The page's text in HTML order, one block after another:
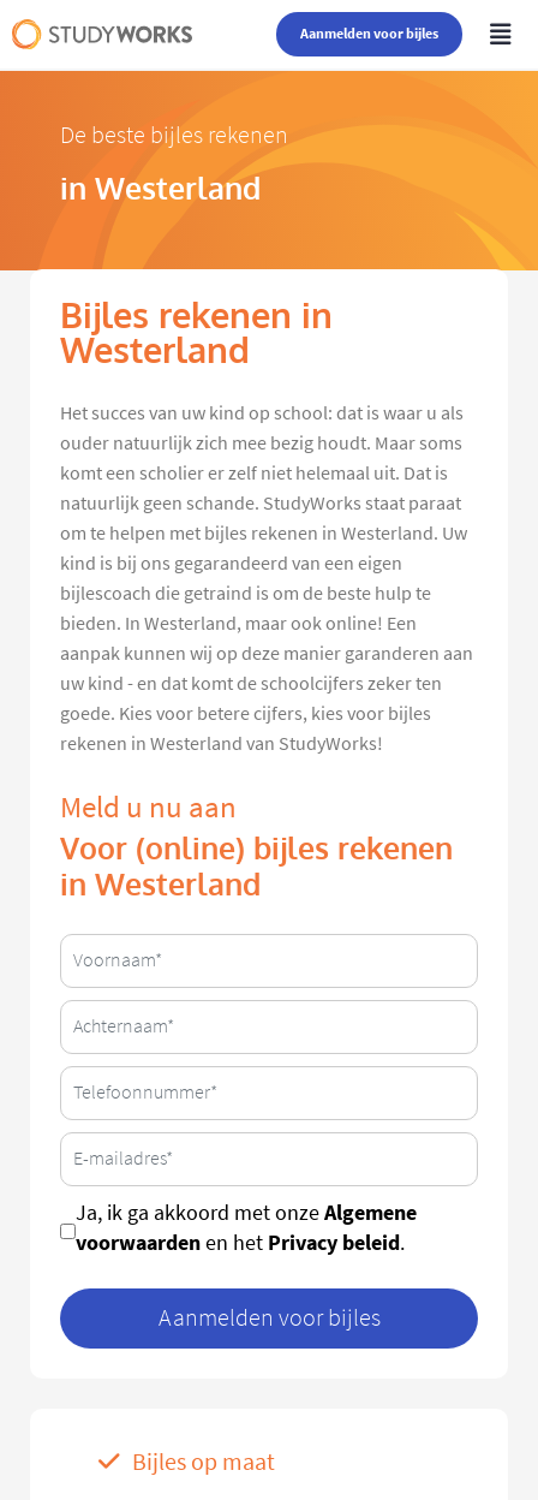
Aanmelden voor bijles
De beste bijles rekenen
in Westerland
Bijles rekenen in
Westerland
Het succes van uw kind op school: dat is waar u als
ouder natuurlijk zich mee bezig houdt. Maar soms
komt een scholier er zelf niet helemaal uit. Dat is
natuurlijk geen schande. StudyWorks staat paraat
om te helpen met bijles rekenen in Westerland. Uw
kind is bij ons gegarandeerd van een eigen
bijlescoach die getraind is om de beste hulp te
bieden. In Westerland, maar ook online! Een
aanpak kunnen wij op deze manier garanderen aan
uw kind - en dat komt de schoolcijfers zeker ten
goede. Kies voor betere cijfers, kies voor bijles
rekenen in Westerland van StudyWorks!
Meld u nu aan
Voor (online) bijles rekenen
in Westerland
Ja, ik ga akkoord met onzeAlgemene
voorwaardenen het Privacy beleid.
Aanmelden voor bijles
Bijles op maat